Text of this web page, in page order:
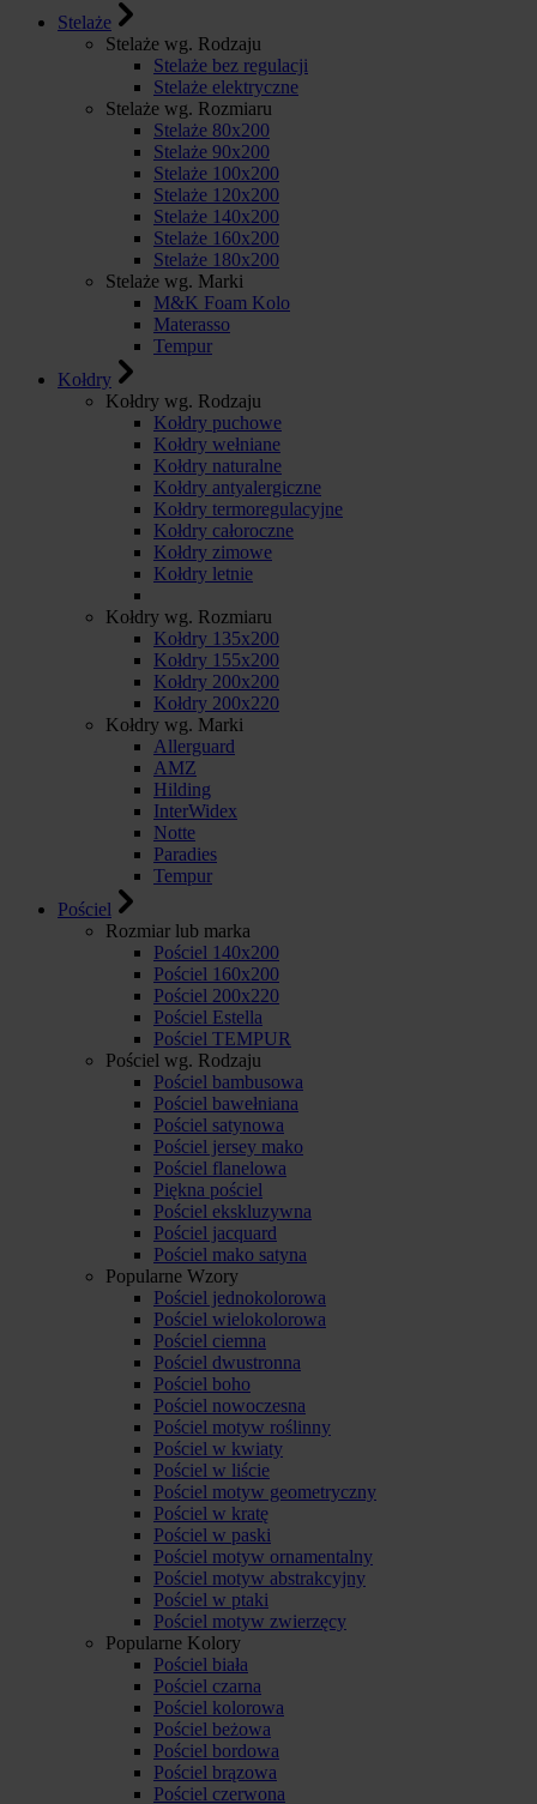
Stelaże
Stelaże wg. Rodzaju
Stelaże bez regulacji
Stelaże elektryczne
Stelaże wg. Rozmiaru
Stelaże 80x200
Stelaże 90x200
Stelaże 100x200
Stelaże 120x200
Stelaże 140x200
Stelaże 160x200
Stelaże 180x200
Stelaże wg. Marki
M&K Foam Kolo
Materasso
Tempur
Kołdry
Kołdry wg. Rodzaju
Kołdry puchowe
Kołdry wełniane
Kołdry naturalne
Kołdry antyalergiczne
Kołdry termoregulacyjne
Kołdry całoroczne
Kołdry zimowe
Kołdry letnie
Kołdry wg. Rozmiaru
Kołdry 135x200
Kołdry 155x200
Kołdry 200x200
Kołdry 200x220
Kołdry wg. Marki
Allerguard
AMZ
Hilding
InterWidex
Notte
Paradies
Tempur
Pościel
Rozmiar lub marka
Pościel 140x200
Pościel 160x200
Pościel 200x220
Pościel Estella
Pościel TEMPUR
Pościel wg. Rodzaju
Pościel bambusowa
Pościel bawełniana
Pościel satynowa
Pościel jersey mako
Pościel flanelowa
Piękna pościel
Pościel ekskluzywna
Pościel jacquard
Pościel mako satyna
Popularne Wzory
Pościel jednokolorowa
Pościel wielokolorowa
Pościel ciemna
Pościel dwustronna
Pościel boho
Pościel nowoczesna
Pościel motyw roślinny
Pościel w kwiaty
Pościel w liście
Pościel motyw geometryczny
Pościel w kratę
Pościel w paski
Pościel motyw ornamentalny
Pościel motyw abstrakcyjny
Pościel w ptaki
Pościel motyw zwierzęcy
Popularne Kolory
Pościel biała
Pościel czarna
Pościel kolorowa
Pościel beżowa
Pościel bordowa
Pościel brązowa
Pościel czerwona